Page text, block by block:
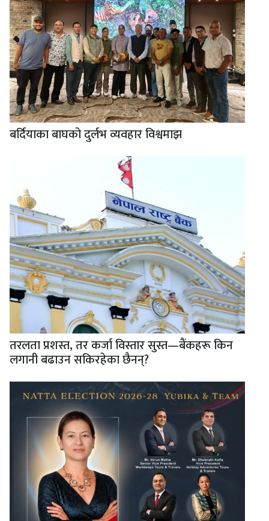
बर्दियाका बाघको दुर्लभ व्यवहार विश्वमाझ
तरलता प्रशस्त, तर कर्जा विस्तार सुस्त—बैंकहरू किन
लगानी बढाउन सकिरहेका छैनन्?